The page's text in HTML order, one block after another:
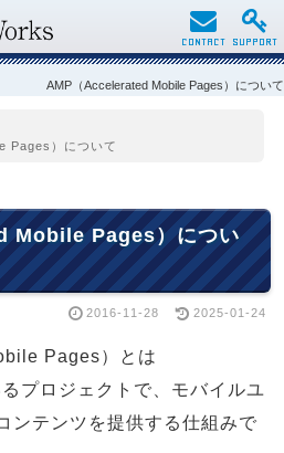
AMP（Accelerated Mobile Pages）について
Pages）について
Mobile Pages）につい
2016-11-28 2025-01-24
Pages）とは
プロジェクトで、モバイルユ
ンテンツを提供する仕組みで
SUPPORT
CONTACT